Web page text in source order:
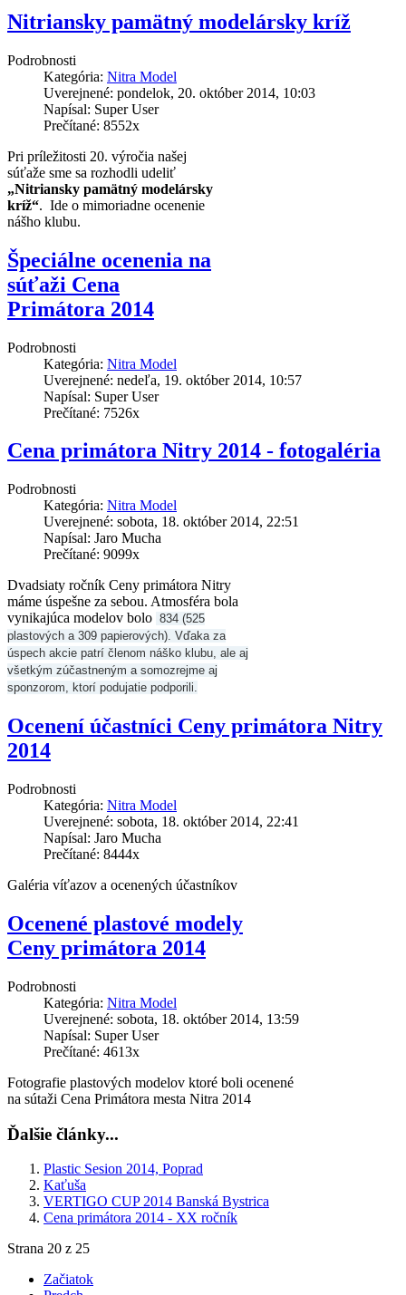
Nitriansky pamätný modelársky kríž
Podrobnosti
Kategória: Nitra Model
Uverejnené: pondelok, 20. október 2014, 10:03
Napísal: Super User
Prečítané: 8552x
Pri príležitosti 20. výročia našej
súťaže sme sa rozhodli udeliť
„Nitriansky pamätný modelársky
kríž“. Ide o mimoriadne ocenenie
nášho klubu.
Špeciálne ocenenia na
súťaži Cena
Primátora 2014
Podrobnosti
Kategória: Nitra Model
Uverejnené: nedeľa, 19. október 2014, 10:57
Napísal: Super User
Prečítané: 7526x
Cena primátora Nitry 2014 - fotogaléria
Podrobnosti
Kategória: Nitra Model
Uverejnené: sobota, 18. október 2014, 22:51
Napísal: Jaro Mucha
Prečítané: 9099x
Dvadsiaty ročník Ceny primátora Nitry
máme úspešne za sebou. Atmosféra bola
vynikajúca modelov bolo 834 (525
plastových a 309 papierových). Vďaka za
úspech akcie patrí členom náško klubu, ale aj
všetkým zúčastneným a somozrejme aj
sponzorom, ktorí podujatie podporili.
Ocenení účastníci Ceny primátora Nitry
2014
Podrobnosti
Kategória: Nitra Model
Uverejnené: sobota, 18. október 2014, 22:41
Napísal: Jaro Mucha
Prečítané: 8444x
Galéria víťazov a ocenených účastníkov
Ocenené plastové modely
Ceny primátora 2014
Podrobnosti
Kategória: Nitra Model
Uverejnené: sobota, 18. október 2014, 13:59
Napísal: Super User
Prečítané: 4613x
Fotografie plastových modelov ktoré boli ocenené
na sútaži Cena Primátora mesta Nitra 2014
Ďalšie články...
Plastic Sesion 2014, Poprad
Kaťuša
VERTIGO CUP 2014 Banská Bystrica
Cena primátora 2014 - XX ročník
Strana 20 z 25
Začiatok